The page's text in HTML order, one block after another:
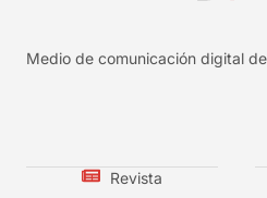
Medio de comunicación digital
Revista